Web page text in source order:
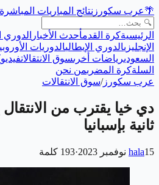
🌴عرب سكورز نتائج المباريات
الرئيسيةكرة القدمأحدث الأخبار الدوري
الإنجليزيالدوري الإيطاليالدوريات
السعوديرياضات أخرىسوق الانتقالاتفيديو
السلةكرة المضربمن نحن
عرب سكورز/سوق الانتقالات
دي خيا يقترب من
ثانية بإسبانيا
hala15 نوفمبر 2023 ·
193 كلمة